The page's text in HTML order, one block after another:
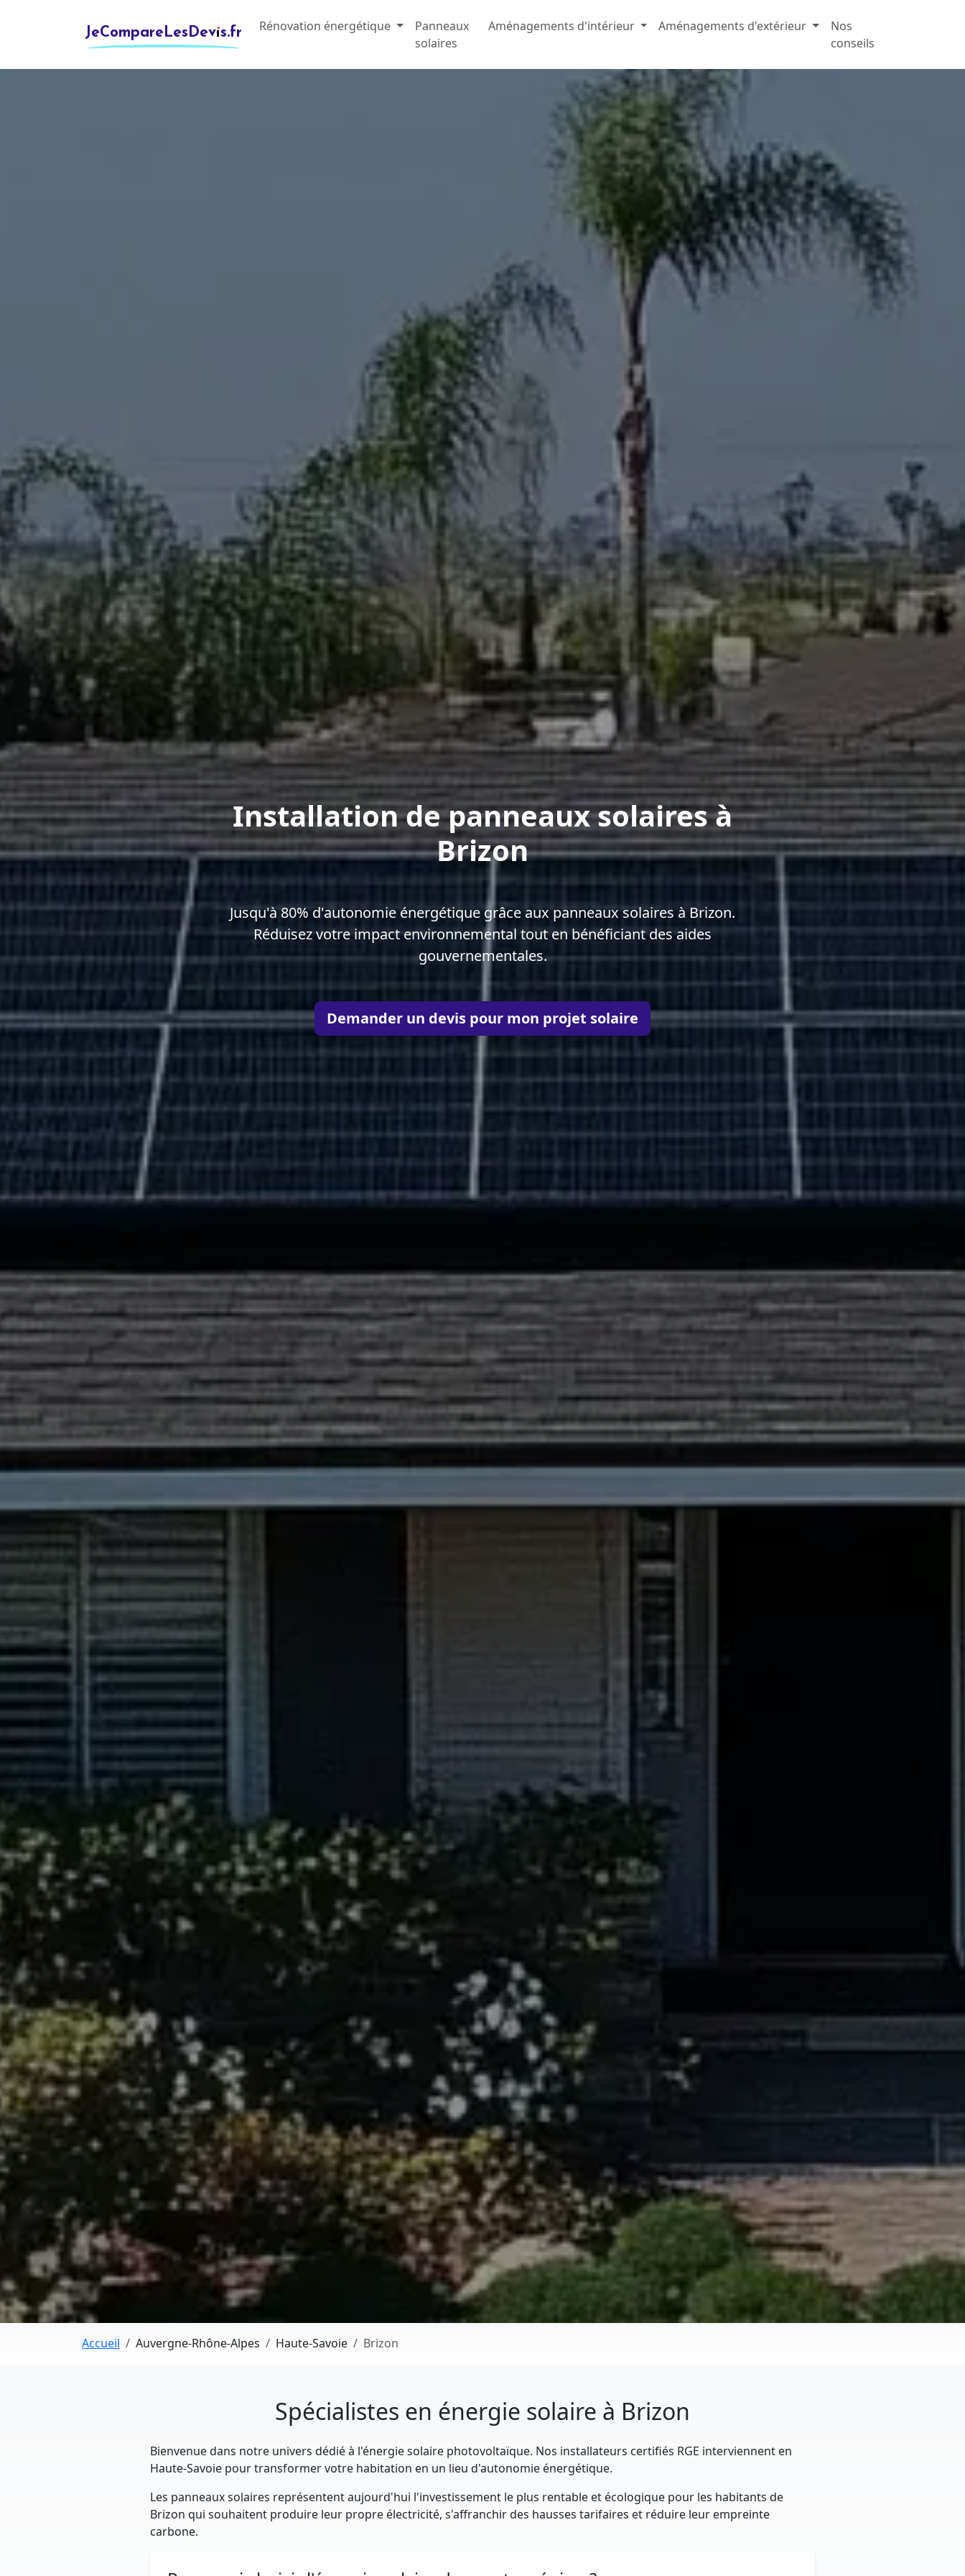
JeCompareLesDevis.fr Rénovation énergétique
Panneaux
solaires
Aménagements d'intérieur Aménagements d'extérieur
Nos
conseils
Installation de panneaux solaires à
Brizon
Jusqu'à 80% d'autonomie énergétique grâce aux panneaux solaires à Brizon.
Réduisez votre impact environnemental tout en bénéficiant des aides
gouvernementales.
Demander un devis pour mon projet solaire
Accueil Auvergne-Rhône-Alpes Haute-Savoie Brizon
Spécialistes en énergie solaire à Brizon
Bienvenue dans notre univers dédié à l'énergie solaire photovoltaïque. Nos installateurs certifiés RGE interviennent en
Haute-Savoie pour transformer votre habitation en un lieu d'autonomie énergétique.
Les panneaux solaires représentent aujourd'hui l'investissement le plus rentable et écologique pour les habitants de
Brizon qui souhaitent produire leur propre électricité, s'affranchir des hausses tarifaires et réduire leur empreinte
carbone.